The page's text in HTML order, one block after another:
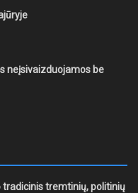
neįsivaizduojamos be
tremtinių, politinių